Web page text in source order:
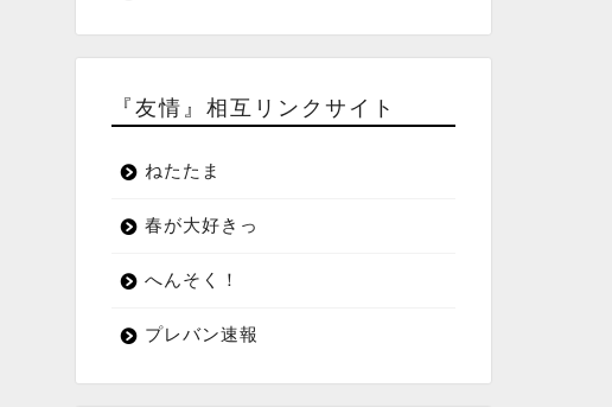
『友情』相互リンクサイト
ねたたま
春が大好きっ
へんそく！
プレバン速報